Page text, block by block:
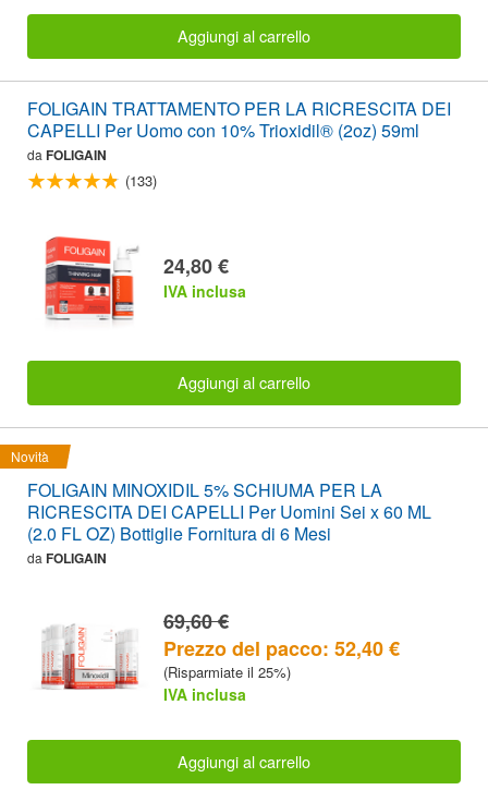
Aggiungi al carrello
FOLIGAIN TRATTAMENTO PER LA RICRESCITA DEI
CAPELLI Per Uomo con 10% Trioxidil® (2oz) 59ml
da FOLIGAIN
(133)
24,80 €
IVA inclusa
Aggiungi al carrello
Novità
FOLIGAIN MINOXIDIL 5% SCHIUMA PER LA
RICRESCITA DEI CAPELLI Per Uomini Sei x 60 ML
(2.0 FL OZ) Bottiglie Fornitura di 6 Mesi
da FOLIGAIN
69,60 €
Prezzo del pacco: 52,40 €
(Risparmiate il 25%)
IVA inclusa
Aggiungi al carrello